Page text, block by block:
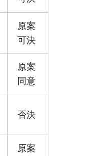
原案
可決
原案
同意
否決
原案